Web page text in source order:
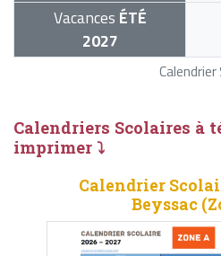
Vacances ÉTÉ
2027
Calendriers Scolaires à
imprimer ⤵
Calendrier
Beyssac